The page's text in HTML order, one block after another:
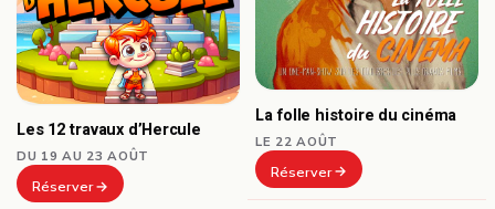
Les 12 travaux d’Hercule
DU 19 AU 23 AOÛT
Réserver
La folle histoire du cinéma
LE 22 AOÛT
Réserver